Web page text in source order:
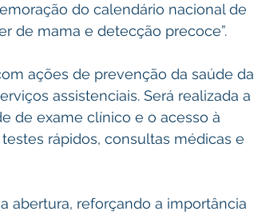
do calendário nacional de
de mama e detecção precoce”.
ações de prevenção da saúde da
assistenciais. Será realizada a
de exame clínico e o acesso à
rápidos, consultas médicas e
abertura, reforçando a importância